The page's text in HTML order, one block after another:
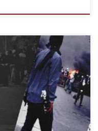
acogemos la
de la
Juvenil
del libro
adquirir.